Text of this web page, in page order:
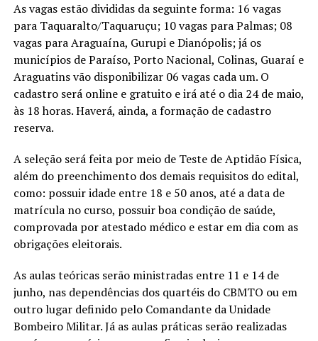
As vagas estão divididas da seguinte forma: 16 vagas
para Taquaralto/Taquaruçu; 10 vagas para Palmas; 08
vagas para Araguaína, Gurupi e Dianópolis; já os
municípios de Paraíso, Porto Nacional, Colinas, Guaraí e
Araguatins vão disponibilizar 06 vagas cada um. O
cadastro será online e gratuito e irá até o dia 24 de maio,
às 18 horas. Haverá, ainda, a formação de cadastro
reserva.
A seleção será feita por meio de Teste de Aptidão Física,
além do preenchimento dos demais requisitos do edital,
como: possuir idade entre 18 e 50 anos, até a data de
matrícula no curso, possuir boa condição de saúde,
comprovada por atestado médico e estar em dia com as
obrigações eleitorais.
As aulas teóricas serão ministradas entre 11 e 14 de
junho, nas dependências dos quartéis do CBMTO ou em
outro lugar definido pelo Comandante da Unidade
Bombeiro Militar. Já as aulas práticas serão realizadas